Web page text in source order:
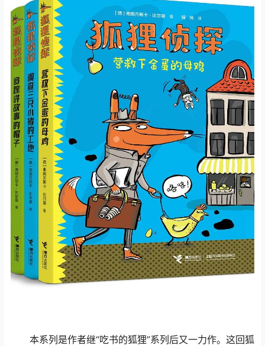
本系列是作者继“吃书的狐狸”系列后又一力作。这回狐